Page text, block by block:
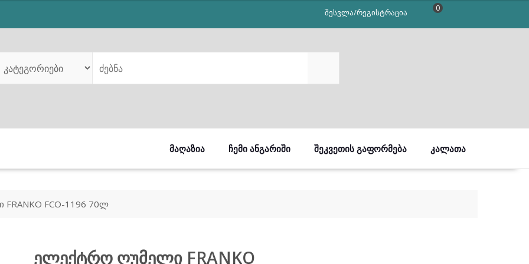
შესვლა/რეგისტრაცია 0
ᲛᲐᲦᲐᲖᲘᲐ ᲩᲔᲛᲘ ᲐᲜᲒᲐᲠᲘᲨᲘ ᲨᲔᲙᲕᲔᲗᲘᲡ ᲒᲐᲤᲝᲠᲛᲔᲑᲐ ᲙᲐᲚᲐᲗᲐ
FCO-1196 70ლ
ელექტრო ღუმელი FRANKO
₾589.00.₾519.00.